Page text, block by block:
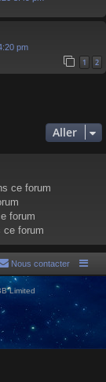
pm
1 2
Aller
ce forum
forum
ce forum
Nous contacter
Limited